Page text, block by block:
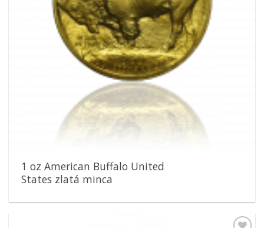
1 oz American Buffalo United
States zlatá minca